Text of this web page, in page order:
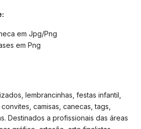
em Jpg/Png
em Png
lembrancinhas, festas infantil,
camisas, canecas, tags,
Destinados a profissionais das áreas